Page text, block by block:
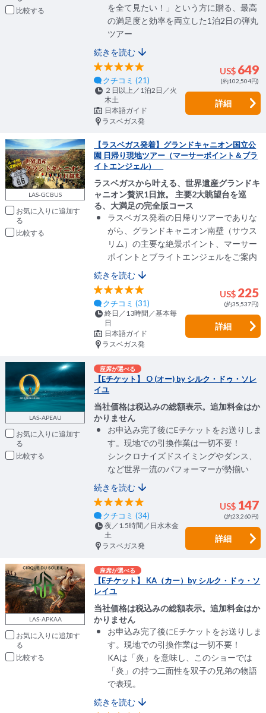
比較
を全て見たい！」という方に贈る、最高
の満足度と効率を両立した1泊2日の弾丸
ツアー
続きを読む
US$ 649
(約102,504円)
クチコミ (21)
２日以上／1泊2日／火
木土
日本語ガイド
ラスベガス発
詳細
LAS-GCBUS
お気に入りに追加
比較
【ラスベガス発着】グランドキャニオン国立公
園 日帰り現地ツアー（マーサーポイント＆ブラ
イトエンジェル）
ラスベガスから叶える、世界遺産グランドキ
ャニオン贅沢1日旅。 主要2大眺望台を巡
る、大満足の完全版コース
ラスベガス発着の日帰りツアーでありな
がら、グランドキャニオン南壁（サウス
リム）の主要な絶景ポイント、マーサー
ポイントとブライトエンジェルをご案内
続きを読む
US$ 225
(約35,537円)
クチコミ (31)
終日／13時間／基本毎
日
日本語ガイド
ラスベガス発
詳細
LAS-APEAU
お気に入りに追加
比較
座席が選べる
【Eチケット】 O (オー) by シルク・ドゥ・ソレ
イユ
当社価格は税込みの総額表示。追加料金はか
かりません
お申込み完了後にEチケットをお送りしま
す。現地での引換作業は一切不要！
シンクロナイズドスイミングやダンス、
など世界一流のパフォーマーが勢揃い
続きを読む
US$ 147
(約23,260円)
クチコミ (34)
夜／1.5時間／日水木金
土
ラスベガス発
詳細
LAS-APKAA
お気に入りに追加
比較
座席が選べる
【Eチケット】 KA（カー）by シルク・ドゥ・ソ
レイユ
当社価格は税込みの総額表示。追加料金はか
かりません
お申込み完了後にEチケットをお送りしま
す。現地での引換作業は一切不要！
KAは「炎」を意味し、このショーでは
「炎」の持つ二面性を双子の兄弟の物語
で表現。
続きを読む